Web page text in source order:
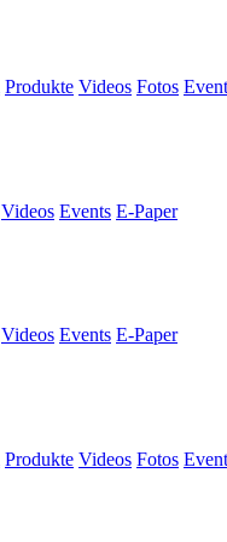
Produkte Videos Fotos
Videos Events E-Paper
Videos Events E-Paper
Produkte Videos Fotos